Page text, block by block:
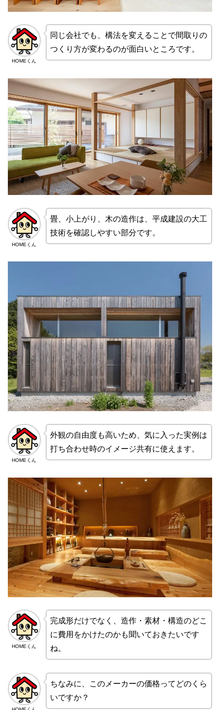
HOMEくん
同じ会社でも、構法を変えることで間取りの
つくり方が変わるのが面白いところです。
HOMEくん
畳、小上がり、木の造作は、平成建設の大工
技術を確認しやすい部分です。
HOMEくん
外観の自由度も高いため、気に入った実例は
打ち合わせ時のイメージ共有に使えます。
HOMEくん
完成形だけでなく、造作・素材・構造のどこ
に費用をかけたのかも聞いておきたいです
ね。
ちなみに、このメーカーの価格ってどのくら
いですか？